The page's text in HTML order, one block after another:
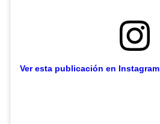
Ver esta publicación en Instagram